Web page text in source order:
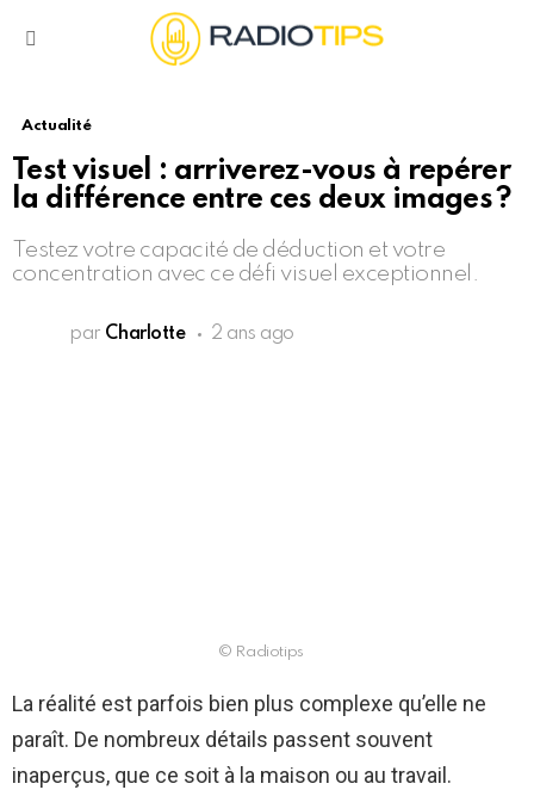
Actualité
Test visuel : arriverez-vous à repérer
la différence entre ces deux images ?
Testez votre capacité de déduction et votre
concentration avec ce défi visuel exceptionnel.
par Charlotte 2 ans ago
© Radiotips
La réalité est parfois bien plus complexe qu’elle ne
paraît. De nombreux détails passent souvent
inaperçus, que ce soit à la maison ou au travail.